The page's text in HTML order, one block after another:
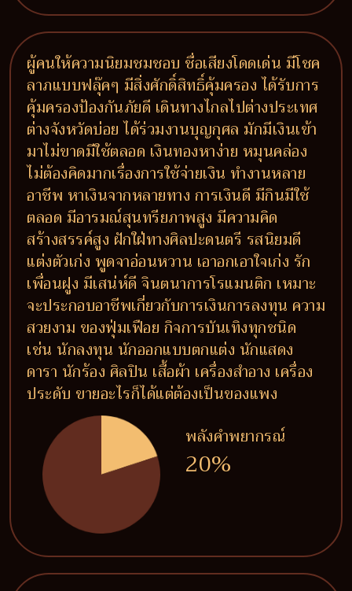
ผู้คนให้ความนิยมชมชอบ ชื่อเสียงโดดเด่น มีโชค
ลาภแบบฟลุ๊คๆ มีสิ่งศักดิ์สิทธิ์คุ้มครอง ได้รับการ
คุ้มครองป้องกันภัยดี เดินทางไกลไปต่างประเทศ
ต่างจังหวัดบ่อย ได้ร่วมงานบุญกุศล มักมีเงินเข้า
มาไม่ขาดมีใช้ตลอด เงินทองหาง่าย หมุนคล่อง
ไม่ต้องคิดมากเรื่องการใช้จ่ายเงิน ทำงานหลาย
อาชีพ หาเงินจากหลายทาง การเงินดี มีกินมีใช้
ตลอด มีอารมณ์สุนทรียภาพสูง มีความคิด
สร้างสรรค์สูง ฝักใฝ่ทางศิลปะดนตรี รสนิยมดี
แต่งตัวเก่ง พูดจาอ่อนหวาน เอาอกเอาใจเก่ง รัก
เพื่อนฝูง มีเสน่ห์ดี จินตนาการโรแมนติก เหมาะ
จะประกอบอาชีพเกี่ยวกับการเงินการลงทุน ความ
สวยงาม ของฟุ่มเฟือย กิจการบันเทิงทุกชนิด
เช่น นักลงทุน นักออกแบบตกแต่ง นักแสดง
ดารา นักร้อง ศิลปิน เสื้อผ้า เครื่องสำอาง เครื่อง
ประดับ ขายอะไรก็ได้แต่ต้องเป็นของแพง
พลังคำพยากรณ์
20%